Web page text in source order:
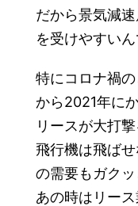
だから景気減
を受けやすいん
特にコロナ禍
から2021年に
リースが大打
飛行機は飛ば
の需要もガクッ
あの時はリー